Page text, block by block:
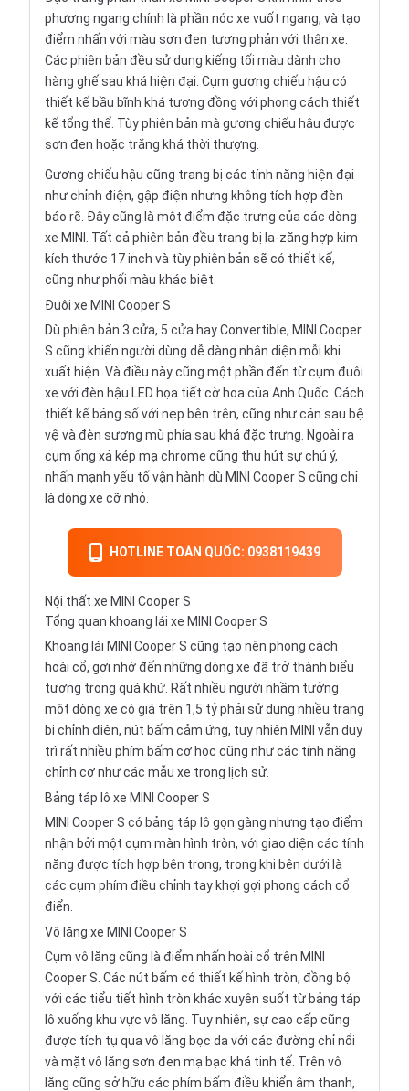
phương ngang chính là phần nóc xe vuốt ngang, và tạo
điểm nhấn với màu sơn đen tương phản với thân xe.
Các phiên bản đều sử dụng kiếng tối màu dành cho
hàng ghế sau khá hiện đại. Cụm gương chiếu hậu có
thiết kế bầu bĩnh khá tương đồng với phong cách thiết
kế tổng thể. Tùy phiên bản mà gương chiếu hậu được
sơn đen hoặc trắng khá thời thượng.
Gương chiếu hậu cũng trang bị các tính năng hiện đại
như chỉnh điện, gập điện nhưng không tích hợp đèn
báo rẽ. Đây cũng là một điểm đặc trưng của các dòng
xe MINI. Tất cả phiên bản đều trang bị la-zăng hợp kim
kích thước 17 inch và tùy phiên bản sẽ có thiết kế,
cũng như phối màu khác biệt.
Đuôi xe MINI Cooper S
Dù phiên bản 3 cửa, 5 cửa hay Convertible, MINI Cooper
S cũng khiến người dùng dễ dàng nhận diện mỗi khi
xuất hiện. Và điều này cũng một phần đến từ cụm đuôi
xe với đèn hậu LED họa tiết cờ hoa của Anh Quốc. Cách
thiết kế bảng số với nẹp bên trên, cũng như cản sau bệ
vệ và đèn sương mù phía sau khá đặc trưng. Ngoài ra
cụm ống xả kép mạ chrome cũng thu hút sự chú ý,
nhấn mạnh yếu tố vận hành dù MINI Cooper S cũng chỉ
là dòng xe cỡ nhỏ.
HOTLINE TOÀN QUỐC: 0938119439
Nội thất xe MINI Cooper S
Tổng quan khoang lái xe MINI Cooper S
Khoang lái MINI Cooper S cũng tạo nên phong cách
hoài cổ, gợi nhớ đến những dòng xe đã trở thành biểu
tượng trong quá khứ. Rất nhiều người nhầm tưởng
một dòng xe có giá trên 1,5 tỷ phải sử dụng nhiều trang
bị chỉnh điện, nút bấm cảm ứng, tuy nhiên MINI vẫn duy
trì rất nhiều phím bấm cơ học cũng như các tính năng
chỉnh cơ như các mẫu xe trong lịch sử.
Bảng táp lô xe MINI Cooper S
MINI Cooper S có bảng táp lô gọn gàng nhưng tạo điểm
nhận bởi một cụm màn hình tròn, với giao diện các tính
năng được tích hợp bên trong, trong khi bên dưới là
các cụm phím điều chỉnh tay khợi gợi phong cách cổ
điển.
Vô lăng xe MINI Cooper S
Cụm vô lăng cũng là điểm nhấn hoài cổ trên MINI
Cooper S. Các nút bấm có thiết kế hình tròn, đồng bộ
với các tiểu tiết hình tròn khác xuyên suốt từ bảng táp
lô xuống khu vực vô lăng. Tuy nhiên, sự cao cấp cũng
được tích tụ qua vô lăng bọc da với các đường chỉ nổi
và mặt vô lăng sơn đen mạ bạc khá tinh tế. Trên vô
lăng cũng sở hữu các phím bấm điều khiển âm thanh,